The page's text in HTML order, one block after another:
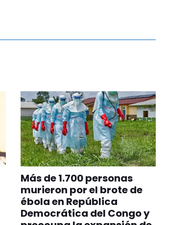
Más de 1.700 personas
murieron por el brote de
ébola en República
Democrática del Congo y